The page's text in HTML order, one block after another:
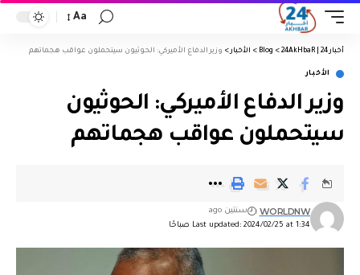
Aa
أخبار 24 | 24AkHbaR >
Blog
> الأخبار > وزير الدفاع الأميركي: الحوثيون سيتحملون عواقب هجماتهم
الأخبار
وزير الدفاع الأميركي: الحوثيون
سيتحملون عواقب هجماتهم
Last updated: 2024/02/25 at 1:34 صباحًا
WORLDNW سنتين ago